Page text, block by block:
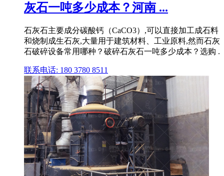
灰石一吨多少成本？河南 ...
石灰石主要成分碳酸钙（CaCO3）,可以直接加工成石料
和烧制成生石灰,大量用于建筑材料、工业原料,然而石灰
石破碎设备常用哪种？破碎石灰石一吨多少成本？选购 .
联系电话: 180 3780 8511